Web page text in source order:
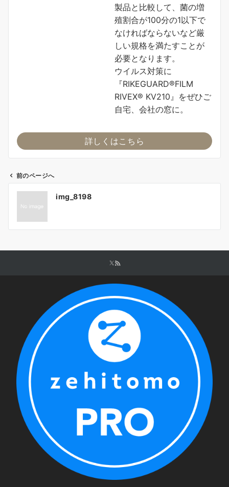
製品と比較して、菌の増
殖割合が100分の1以下で
なければならないなど厳
しい規格を満たすことが
必要となります。
ウイルス対策に
『RIKEGUARD®FILM
RIVEX® KV210』をぜひご
自宅、会社の窓に。
詳しくはこちら
ビ
ー
前のページへ
img_8198